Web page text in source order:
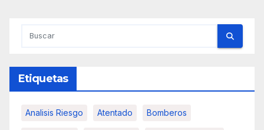
Etiquetas
Analisis Riesgo Atentado Bomberos